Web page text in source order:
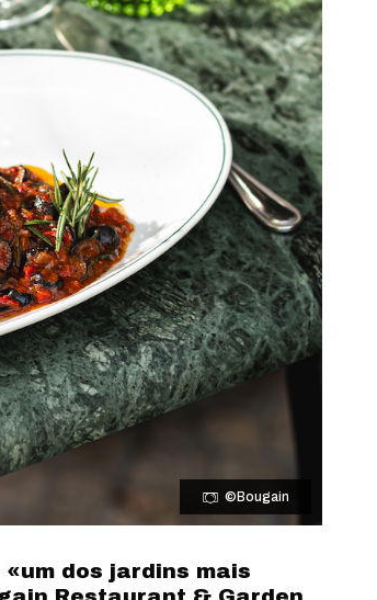
©Bougain
dos jardins mais